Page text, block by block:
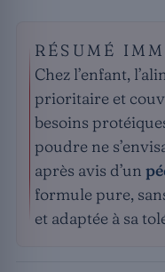
RÉSUMÉ
Chez l’enfant,
prioritaire et
besoins
poudre ne
après avis d’un
formule pure,
et adaptée à sa